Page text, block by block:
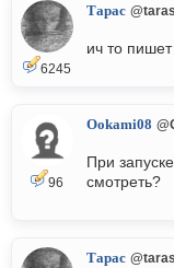
6245
Тарас
ич то
96
Ookami08
При
смотреть?
Тарас